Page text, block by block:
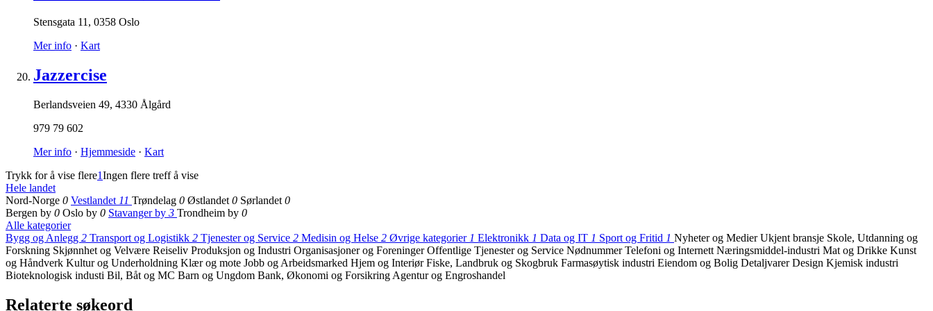
Stensgata 11 , 0358 Oslo
Mer info · Kart
Jazzercise
Berlandsveien 49, 4330 Ålgård
979 79 602
Mer info · Hjemmeside · Kart
Trykk for å vise flere1Ingen flere treff å vise
Hele landet
Nord-Norge 0 Vestlandet 11 Trøndelag 0 Østlandet 0 Sørlandet 0
Bergen by 0 Oslo by 0 Stavanger by 3 Trondheim by 0
Alle kategorier
Bygg og Anlegg 2 Transport og Logistikk 2 Tjenester og Service 2 Medisin og Helse 2 Øvrige kategorier 1 Elektronikk 1 Data og IT 1 Sport og Fritid 1 Nyheter og MedierUkjent bransje Skole, Utdanning og
Forskning Skjønnhet og Velvære Reiseliv Produksjon og Industri Organisasjoner og ForeningerOffentlige Tjenester og Service NødnummerTelefoni og Internett Næringsmiddel-industri Mat og Drikke Kunst
og Håndverk Kultur og Underholdning Klær og mote Jobb og Arbeidsmarked Hjem og InteriørFiske, Landbruk og Skogbruk Farmasøytisk industri Eiendom og Bolig DetaljvarerDesign Kjemisk industri
Bioteknologisk industi Bil, Båt og MC Barn og Ungdom Bank, Økonomi og Forsikring Agentur og Engroshandel
Relaterte søkeord